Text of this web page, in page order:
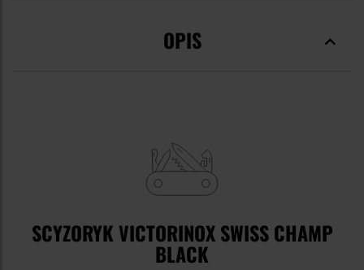
OPIS
SCYZORYK VICTORINOX SWISS CHAMP
BLACK